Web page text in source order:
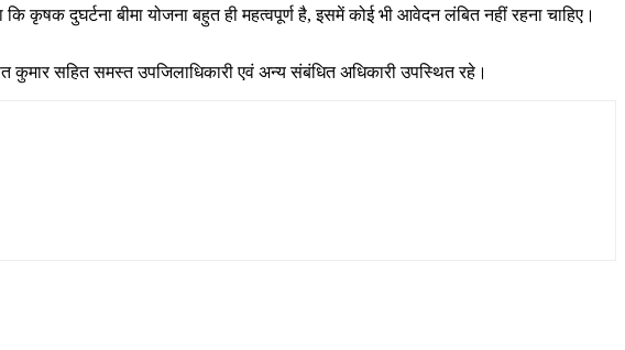
दुघर्टना बीमा योजना बहुत ही महत्वपूर्ण है, इसमें कोई भी आवेदन लंबित नहीं रहना चाहिए।
कुमार सहित समस्त उपजिलाधिकारी एवं अन्य संबंधित अधिकारी उपस्थित रहे।